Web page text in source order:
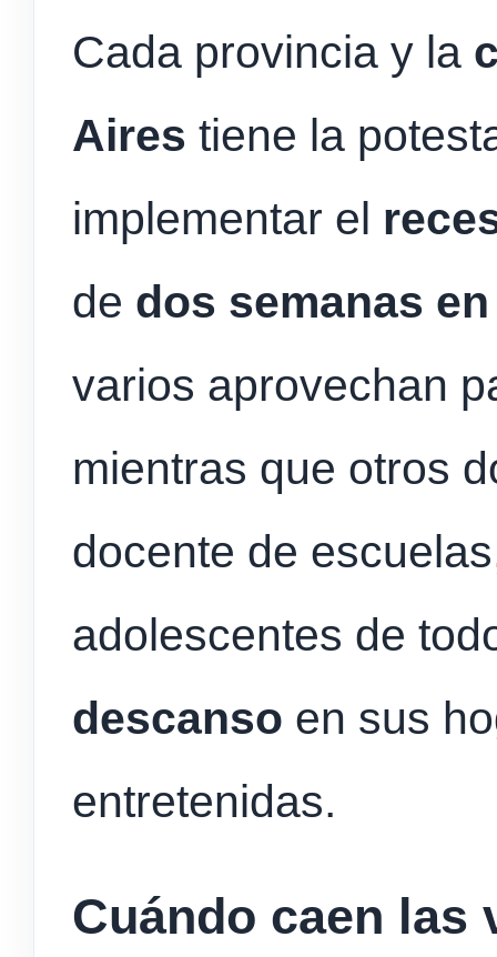
Cada provincia y la
Aires tiene la
implementar el
de dos semanas en
varios aprovechan
mientras que otros
docente de
adolescentes de
descanso en sus
entretenidas.
Cuándo caen las